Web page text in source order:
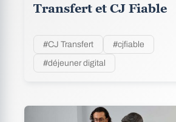
Transfert et CJ Fiable
#CJ Transfert #cjfiable
#déjeuner digital